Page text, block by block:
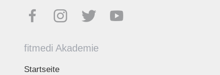
fitmedi Akademie
Startseite